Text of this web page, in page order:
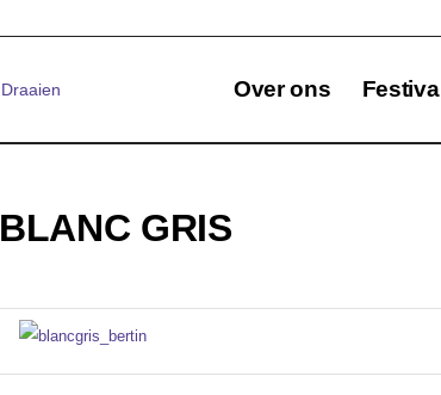
Over ons Festival
BLANC GRIS